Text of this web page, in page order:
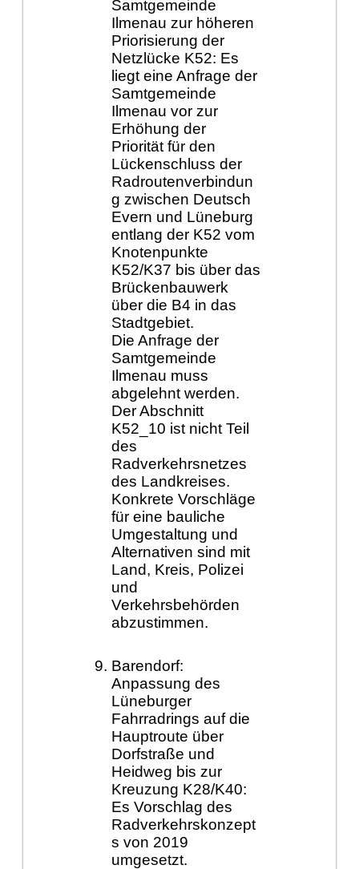
Samtgemeinde
Ilmenau zur höheren
Priorisierung der
Netzlücke K52: Es
liegt eine Anfrage der
Samtgemeinde
Ilmenau vor zur
Erhöhung der
Priorität für den
Lückenschluss der
Radroutenverbindun
g zwischen Deutsch
Evern und Lüneburg
entlang der K52 vom
Knotenpunkte
K52/K37 bis über das
Brückenbauwerk
über die B4 in das
Stadtgebiet.
Die Anfrage der
Samtgemeinde
Ilmenau muss
abgelehnt werden.
Der Abschnitt
K52_10 ist nicht Teil
des
Radverkehrsnetzes
des Landkreises.
Konkrete Vorschläge
für eine bauliche
Umgestaltung und
Alternativen sind mit
Land, Kreis, Polizei
und
Verkehrsbehörden
abzustimmen.
Barendorf:
Anpassung des
Lüneburger
Fahrradrings auf die
Hauptroute über
Dorfstraße und
Heidweg bis zur
Kreuzung K28/K40:
Es Vorschlag des
Radverkehrskonzept
s von 2019
umgesetzt.